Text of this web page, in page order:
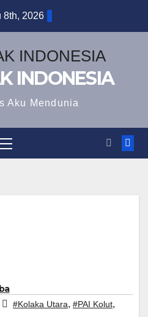
8th, 2026
INDONESIA
Aku Mendunia
#Kolaka Utara, #PAI Kolut,